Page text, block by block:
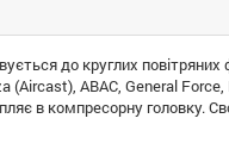
до круглих повітряних
ABAC, General Force,
в компресорну головку.